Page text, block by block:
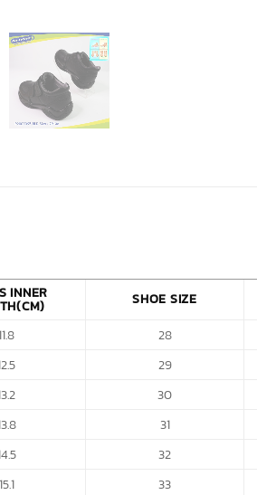
INNER SHOE SIZE
28
29
30
31
32
15.1 33